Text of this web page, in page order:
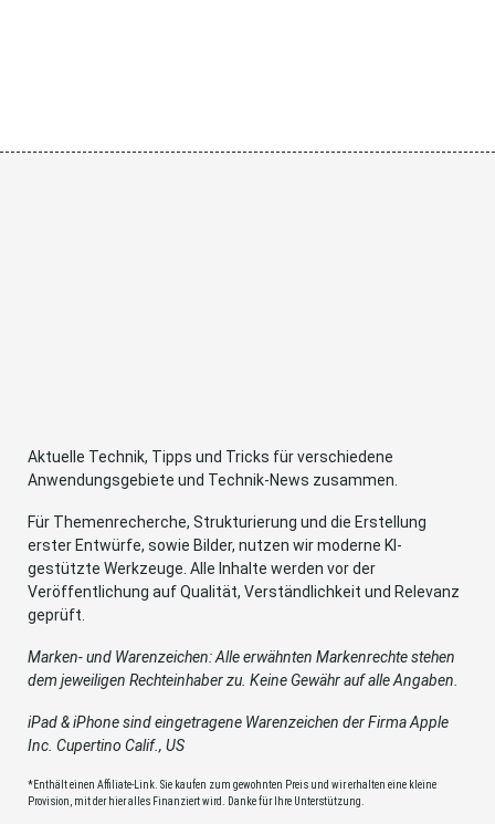
Aktuelle Technik, Tipps und Tricks für verschiedene
Anwendungsgebiete und Technik-News zusammen.
Für Themenrecherche, Strukturierung und die Erstellung
erster Entwürfe, sowie Bilder, nutzen wir moderne KI-
gestützte Werkzeuge. Alle Inhalte werden vor der
Veröffentlichung auf Qualität, Verständlichkeit und Relevanz
geprüft.
Marken- und Warenzeichen: Alle erwähnten Markenrechte stehen
dem jeweiligen Rechteinhaber zu. Keine Gewähr auf alle Angaben.
iPad & iPhone sind eingetragene Warenzeichen der Firma Apple
Inc. Cupertino Calif., US
*Enthält einen Affiliate-Link. Sie kaufen zum gewohnten Preis und wir erhalten eine kleine
Provision, mit der hier alles Finanziert wird. Danke für Ihre Unterstützung.